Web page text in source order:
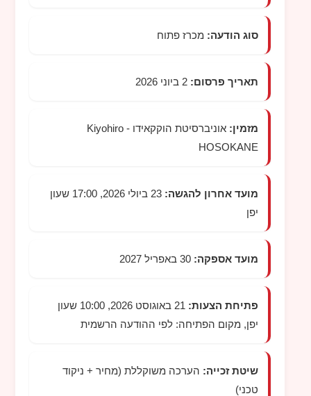
סוג הודעה:מכרז פתוח
תאריך פרסום:2 ביוני 2026
מזמין:אוניברסיטת הוקקאידו -Kiyohiro
HOSOKANE
מועד אחרון להגשה:
23 ביולי 2026, 17:00 שעון
יפן
מועד אספקה:30 באפריל 2027
פתיחת הצעות:
21 באוגוסט 2026, 10:00 שעון
יפן, מקום הפתיחה: לפי ההודעה הרשמית
שיטת זכייה:הערכה משוקללת (מחיר + ניקוד
טכני)